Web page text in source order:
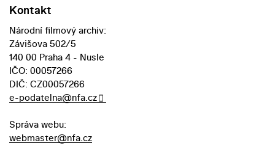
Kontakt
Národní filmový archiv:
Závišova 502/5
140 00 Praha 4 - Nusle
IČO: 00057266
DIČ: CZ00057266
e-podatelna@nfa.cz
Správa webu:
webmaster@nfa.cz